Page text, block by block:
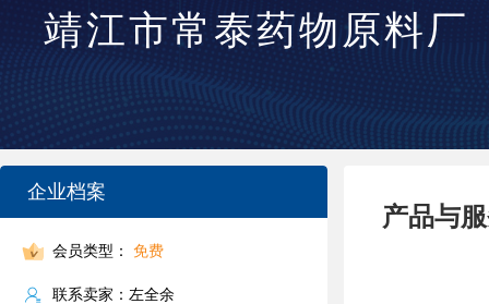
靖江市常泰药物原料厂
企业档案
会员类型： 免费
联系卖家：左全余
产品与